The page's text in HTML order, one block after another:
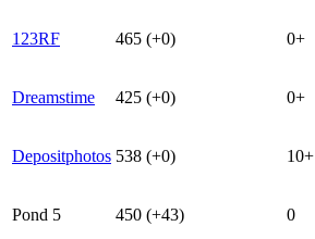
123RF 465 (+0) 0+
Dreamstime 425 (+0) 0+
Depositphotos 538 (+0) 10+
Pond 5 450 (+43) 0